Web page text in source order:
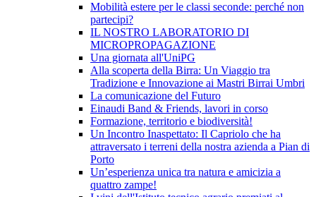
Mobilità estere per le classi seconde: perché non
partecipi?
IL NOSTRO LABORATORIO DI
MICROPROPAGAZIONE
Una giornata all'UniPG
Alla scoperta della Birra: Un Viaggio tra
Tradizione e Innovazione ai Mastri Birrai Umbri
La comunicazione del Futuro
Einaudi Band & Friends, lavori in corso
Formazione, territorio e biodiversità!
Un Incontro Inaspettato: Il Capriolo che ha
attraversato i terreni della nostra azienda a Pian di
Porto
Un’esperienza unica tra natura e amicizia a
quattro zampe!